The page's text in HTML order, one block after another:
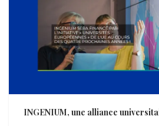
INGENIUM, une alliance